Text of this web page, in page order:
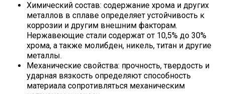
Химический состав: содержание хрома и других
металлов в сплаве определяет устойчивость к
коррозии и другим внешним факторам.
Нержавеющие стали содержат от 10,5% до 30%
хрома, а также молибден, никель, титан и другие
металлы.
Механические свойства: прочность, твердость и
ударная вязкость определяют способность
материала сопротивляться механическим